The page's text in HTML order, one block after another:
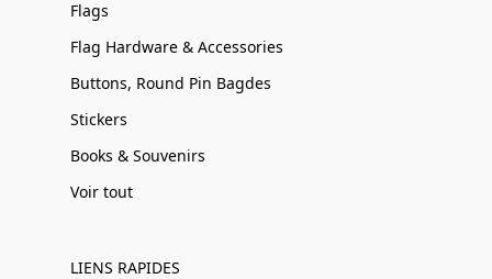
Flags
Flag Hardware & Accessories
Buttons, Round Pin Bagdes
Stickers
Books & Souvenirs
Voir tout
LIENS RAPIDES